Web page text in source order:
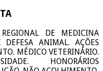
DE MEDICINA
DEFESA ANIMAL. AÇÕES
MÉDICO VETERINÁRIO.
HONORÁRIOS